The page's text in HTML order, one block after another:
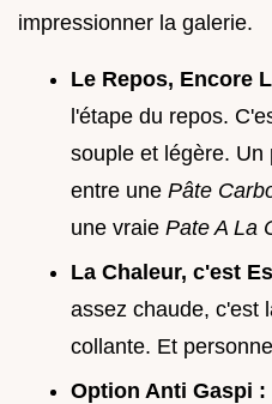
impressionner la galerie.
Le Repos, Encore
l'étape du repos.
souple et légère.
entre une Pâte
une vraie Pate A La
La Chaleur, c'est
assez chaude, c'est
collante. Et
Option Anti Gaspi :